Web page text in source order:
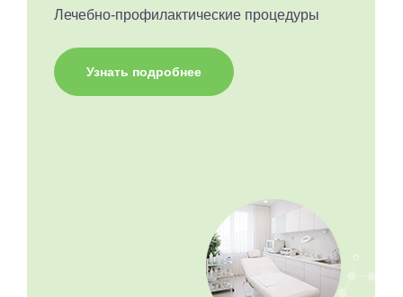
Лечебно-профилактические процедуры
Узнать подробнее